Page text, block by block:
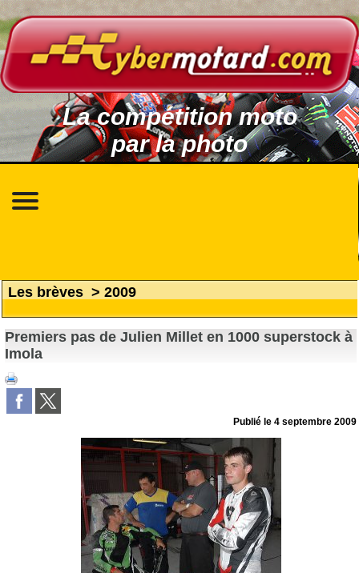
La compétition moto
par la photo
Les brèves > 2009
Premiers pas de Julien Millet en 1000 superstock à
Imola
Publié le4 septembre 2009